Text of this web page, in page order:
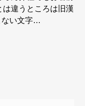
は違うところは旧漢
ない文字…